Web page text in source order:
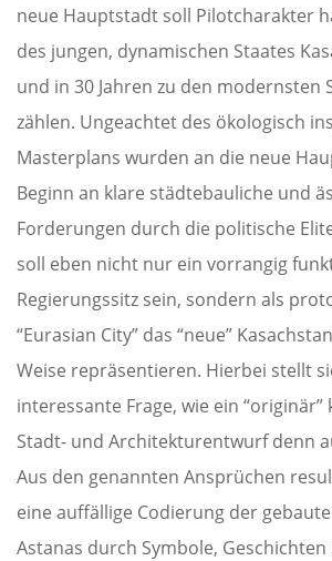
neue Hauptstadt soll Pilotcharakter
des jungen, dynamischen Staates
und in 30 Jahren zu den modernsten
zählen. Ungeachtet des ökologisch
Masterplans wurden an die neue
Beginn an klare städtebauliche und
Forderungen durch die politische
soll eben nicht nur ein vorrangig
Regierungssitz sein, sondern als
“Eurasian City” das “neue”
Weise repräsentieren. Hierbei stellt
interessante Frage, wie ein “originär”
Stadt- und Architekturentwurf denn
Aus den genannten Ansprüchen
eine auffällige Codierung der
Astanas durch Symbole,